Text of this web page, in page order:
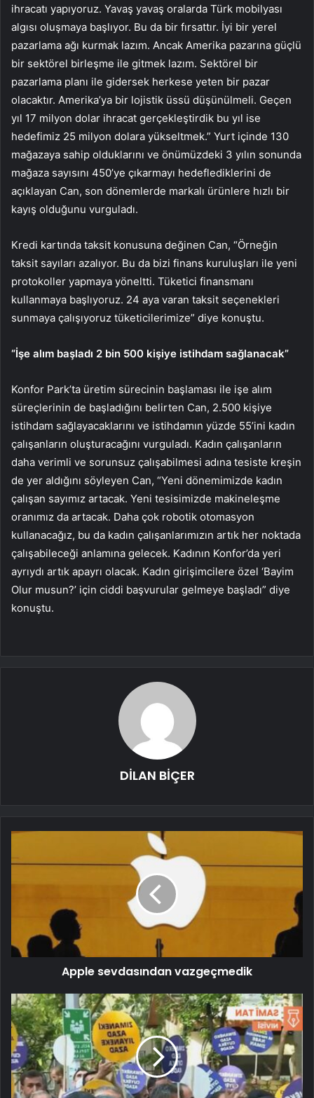
ihracatı yapıyoruz. Yavaş yavaş oralarda Türk mobilyası
algısı oluşmaya başlıyor. Bu da bir fırsattır. İyi bir yerel
pazarlama ağı kurmak lazım. Ancak Amerika pazarına güçlü
bir sektörel birleşme ile gitmek lazım. Sektörel bir
pazarlama planı ile gidersek herkese yeten bir pazar
olacaktır. Amerika’ya bir lojistik üssü düşünülmeli. Geçen
yıl 17 milyon dolar ihracat gerçekleştirdik bu yıl ise
hedefimiz 25 milyon dolara yükseltmek.” Yurt içinde 130
mağazaya sahip olduklarını ve önümüzdeki 3 yılın sonunda
mağaza sayısını 450’ye çıkarmayı hedeflediklerini de
açıklayan Can, son dönemlerde markalı ürünlere hızlı bir
kayış olduğunu vurguladı.
Kredi kartında taksit konusuna değinen Can, “Örneğin
taksit sayıları azalıyor. Bu da bizi finans kuruluşları ile yeni
protokoller yapmaya yöneltti. Tüketici finansmanı
kullanmaya başlıyoruz. 24 aya varan taksit seçenekleri
sunmaya çalışıyoruz tüketicilerimize” diye konuştu.
“İşe alım başladı 2 bin 500 kişiye istihdam sağlanacak”
Konfor Park’ta üretim sürecinin başlaması ile işe alım
süreçlerinin de başladığını belirten Can, 2.500 kişiye
istihdam sağlayacaklarını ve istihdamın yüzde 55’ini kadın
çalışanların oluşturacağını vurguladı. Kadın çalışanların
daha verimli ve sorunsuz çalışabilmesi adına tesiste kreşin
de yer aldığını söyleyen Can, “Yeni dönemimizde kadın
çalışan sayımız artacak. Yeni tesisimizde makineleşme
oranımız da artacak. Daha çok robotik otomasyon
kullanacağız, bu da kadın çalışanlarımızın artık her noktada
çalışabileceği anlamına gelecek. Kadının Konfor’da yeri
ayrıydı artık apayrı olacak. Kadın girişimcilere özel ‘Bayim
Olur musun?’ için ciddi başvurular gelmeye başladı” diye
konuştu.
DİLAN BİÇER
Apple sevdasından vazgeçmedik